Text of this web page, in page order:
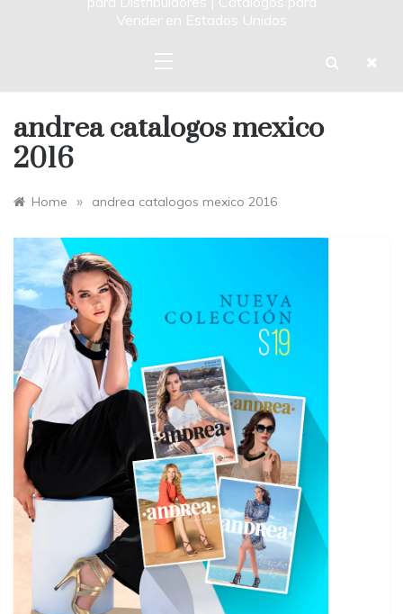
Vender en Estados Unidos
andrea catalogos mexico
2016
Home » andrea catalogos mexico 2016